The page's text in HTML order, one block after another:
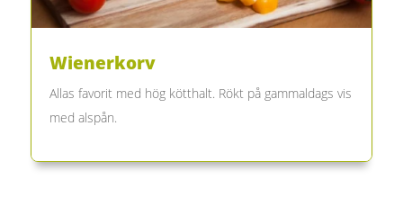
Wienerkorv
Allas favorit med hög kötthalt. Rökt på gammaldags vis
med alspån.